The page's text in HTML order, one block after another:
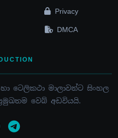
Privacy
DMCA
ටෙලිකථා මාලාවන්ට සිංහල
වෙබ් අඩවියයි.